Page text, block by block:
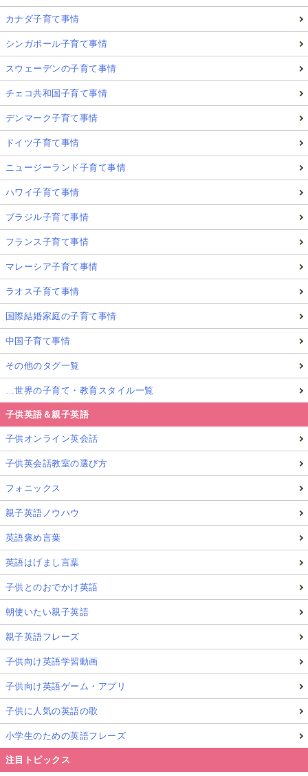
カナダ子育て事情
シンガポール子育て事情
スウェーデンの子育て事情
チェコ共和国子育て事情
デンマーク子育て事情
ドイツ子育て事情
ニュージーランド子育て事情
ハワイ子育て事情
ブラジル子育て事情
フランス子育て事情
マレーシア子育て事情
ラオス子育て事情
国際結婚家庭の子育て事情
中国子育て事情
その他のタグ一覧
…世界の子育て・教育スタイル一覧
子供英語＆親子英語
子供オンライン英会話
子供英会話教室の選び方
フォニックス
親子英語ノウハウ
英語褒め言葉
英語はげまし言葉
子供とのおでかけ英語
朝使いたい親子英語
親子英語フレーズ
子供向け英語学習動画
子供向け英語ゲーム・アプリ
子供に人気の英語の歌
小学生のための英語フレーズ
注目トピックス